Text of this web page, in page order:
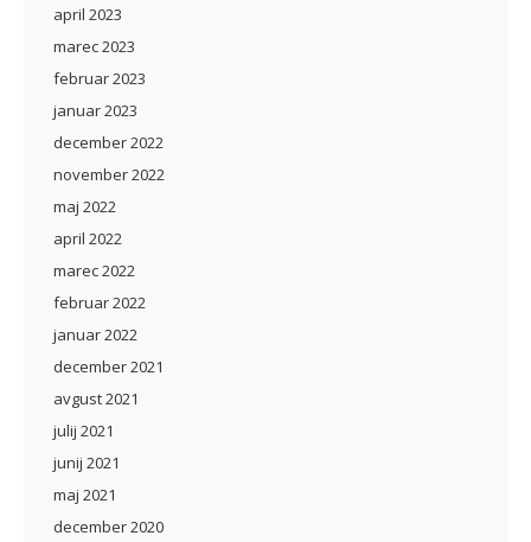
april 2023
marec 2023
februar 2023
januar 2023
december 2022
november 2022
maj 2022
april 2022
marec 2022
februar 2022
januar 2022
december 2021
avgust 2021
julij 2021
junij 2021
maj 2021
december 2020